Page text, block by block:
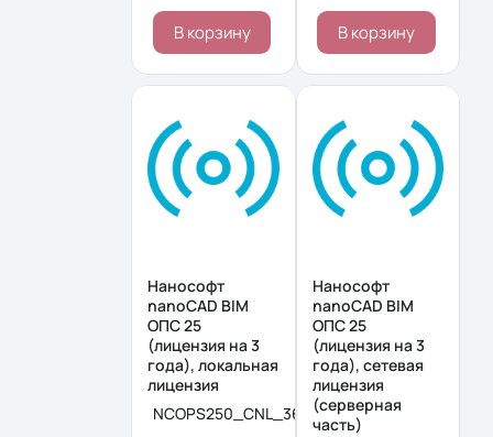
В корзину В корзину
Нанософт
nanoCAD BIM
ОПС 25
(лицензия на 3
года), локальная
лицензия
NCOPS250_CNL_36M_ACC
Нанософт
nanoCAD BIM
ОПС 25
(лицензия на 3
года), сетевая
лицензия
(серверная
часть)